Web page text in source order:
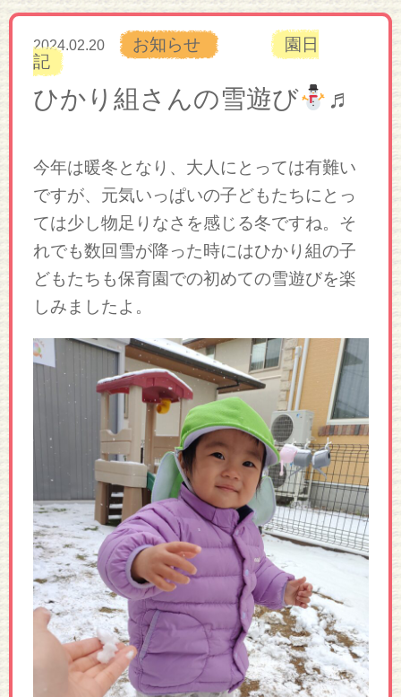
2024.02.20 お知らせ
園日
記
ひかり組さんの雪遊び ♬
今年は暖冬となり、大人にとっては有難い
ですが、元気いっぱいの子どもたちにとっ
ては少し物足りなさを感じる冬ですね。そ
れでも数回雪が降った時にはひかり組の子
どもたちも保育園での初めての雪遊びを楽
しみましたよ。